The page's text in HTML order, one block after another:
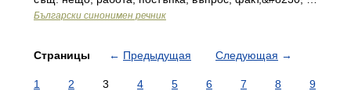
Български синонимен речник
Страницы ← Предыдущая Следующая →
1 2 3 4 5 6 7 8
9